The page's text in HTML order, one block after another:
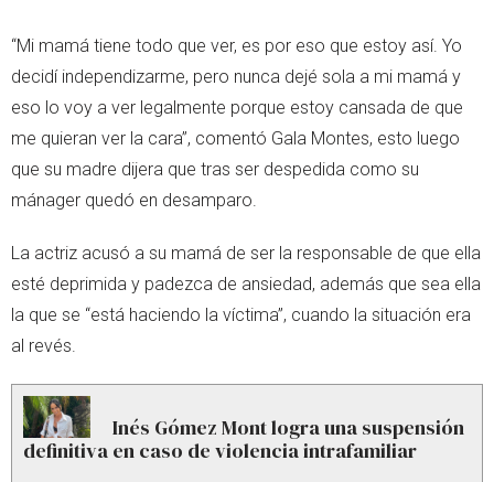
“Mi mamá tiene todo que ver, es por eso que estoy así. Yo
decidí independizarme, pero nunca dejé sola a mi mamá y
eso lo voy a ver legalmente porque estoy cansada de que
me quieran ver la cara”, comentó Gala Montes, esto luego
que su madre dijera que tras ser despedida como su
mánager quedó en desamparo.
La actriz acusó a su mamá de ser la responsable de que ella
esté deprimida y padezca de ansiedad, además que sea ella
la que se “está haciendo la víctima”, cuando la situación era
al revés.
Inés Gómez Mont logra una suspensión
definitiva en caso de violencia intrafamiliar